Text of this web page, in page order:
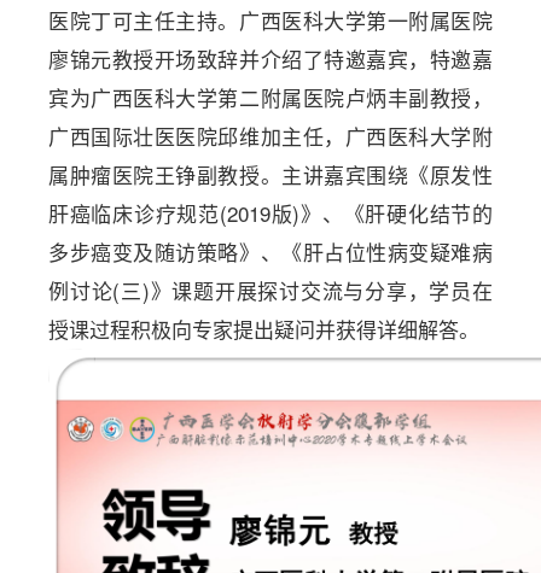
医院丁可主任主持。广西医科大学第一附属医院
廖锦元教授开场致辞并介绍了特邀嘉宾，特邀嘉
宾为广西医科大学第二附属医院卢炳丰副教授，
广西国际壮医医院邱维加主任，广西医科大学附
属肿瘤医院王铮副教授。主讲嘉宾围绕《原发性
肝癌临床诊疗规范(2019版)》、《肝硬化结节的
多步癌变及随访策略》、《肝占位性病变疑难病
例讨论(三)》课题开展探讨交流与分享，学员在
授课过程积极向专家提出疑问并获得详细解答。